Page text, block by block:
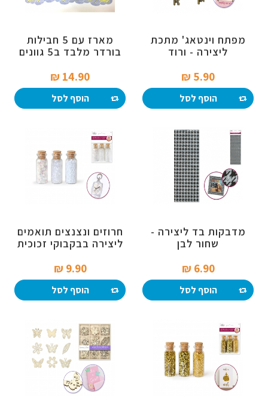
מפתח וינטאג' מתכת
ליצירה - ורוד
5.90 ₪‎
הוסף לסל
מארז עם 5 חבילות
בורדר מלבד ב5 גוונים
14.90 ₪‎
הוסף לסל
מדבקות בד ליצירה -
שחור לבן
6.90 ₪‎
הוסף לסל
חרוזים ונצנצים תואמים
ליצירה בבקבוקי זכוכית
9.90 ₪‎
הוסף לסל